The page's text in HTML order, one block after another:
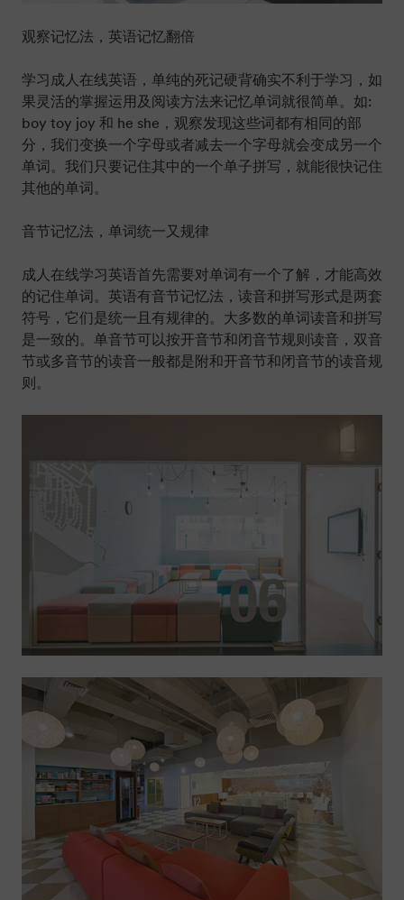
观察记忆法，英语记忆翻倍
学习成人在线英语，单纯的死记硬背确实不利于学习，如
果灵活的掌握运用及阅读方法来记忆单词就很简单。如:
boy toy joy 和 he she，观察发现这些词都有相同的部
分，我们变换一个字母或者减去一个字母就会变成另一个
单词。我们只要记住其中的一个单子拼写，就能很快记住
其他的单词。
音节记忆法，单词统一又规律
成人在线学习英语首先需要对单词有一个了解，才能高效
的记住单词。英语有音节记忆法，读音和拼写形式是两套
符号，它们是统一且有规律的。大多数的单词读音和拼写
是一致的。单音节可以按开音节和闭音节规则读音，双音
节或多音节的读音一般都是附和开音节和闭音节的读音规
则。